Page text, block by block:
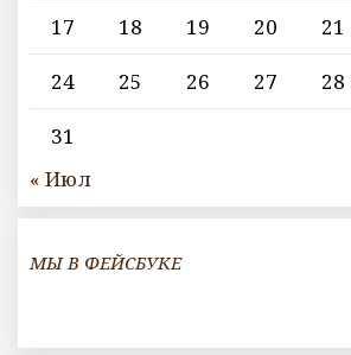
17
18 19 20 21
24
25 26 27 28
31
« Июл
МЫ В ФЕЙСБУКЕ